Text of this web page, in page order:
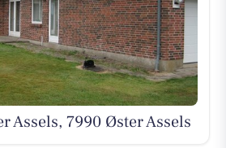
Assels, 7990 Øster Assels